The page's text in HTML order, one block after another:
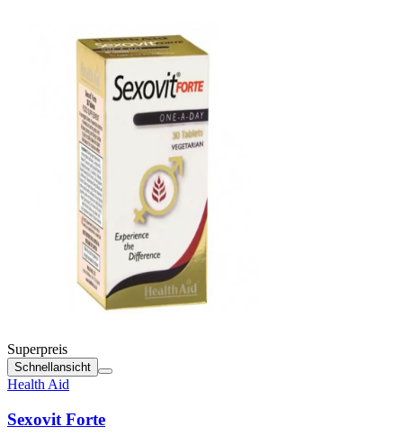
Superpreis
Schnellansicht
Health Aid
Sexovit Forte